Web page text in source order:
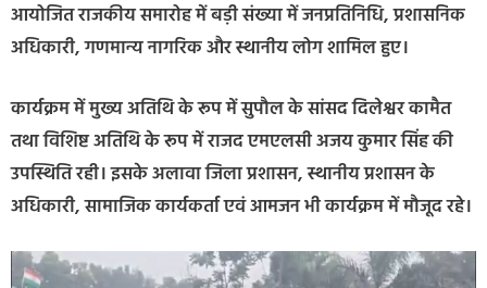
आयोजित राजकीय समारोह में बड़ी संख्या में जनप्रतिनिधि, प्रशासनिक
अधिकारी, गणमान्य नागरिक और स्थानीय लोग शामिल हुए।
कार्यक्रम में मुख्य अतिथि के रूप में सुपौल के सांसद दिलेश्वर कामैत
तथा विशिष्ट अतिथि के रूप में राजद एमएलसी अजय कुमार सिंह की
उपस्थिति रही। इसके अलावा जिला प्रशासन, स्थानीय प्रशासन के
अधिकारी, सामाजिक कार्यकर्ता एवं आमजन भी कार्यक्रम में मौजूद रहे।